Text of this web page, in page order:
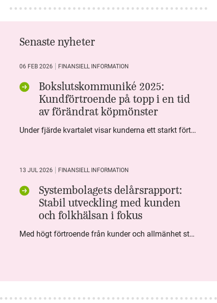
Senaste nyheter
06 FEB 2026 FINANSIELL INFORMATION
Bokslutskommuniké 2025:
Kundförtroende på topp i en tid
av förändrat köpmönster
Under fjärde kvartalet visar kunderna ett starkt förtroende för Systembolaget. Nöjd Kund Index (NKI) når en ny rekordnivå och bidrar till att även helåret avslutar starkt. Arbetet med ansvarsfull försäljning ger tydliga resultat där ålderskontroller når sina högsta nivåer någonsin. Samtidigt fortsätter kundernas val att förändras. Allt fler väljer öl och drycker med lägre alkoholhalt. Vi ser också en lägre försäljningsvolym under kvartalet, en utveckling som ligger i linje med den långsiktiga minskningen i alkoholkonsumtionen i Sverige. De officiella konsumtionssiffrorna från CAN för 2025 kommer först under våren men försäljningssiffrorna pekar åt samma håll.
13 JUL 2026 FINANSIELL INFORMATION
Systembolagets delårsrapport:
Stabil utveckling med kunden
och folkhälsan i fokus
Med högt förtroende från kunder och allmänhet står Systembolaget stabilt i samhällsuppdraget. Under kvartalet togs flera steg inom folkhälsa, kundnytta och minskad klimatpåverkan. Nettoomsättningen var i nivå med föregående år och effektiviseringar av verksamheten möjliggjorde fortsatt anpassning för att möta nya behov.